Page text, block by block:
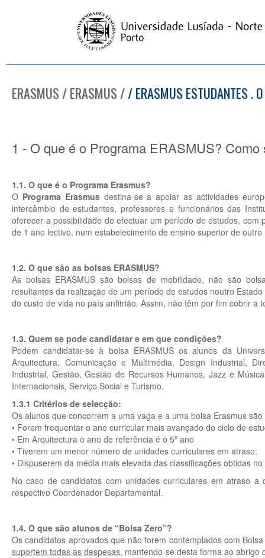
ERASMUS / ERASMUS // ERASMUS ESTUDANTES .
1 - O que é o Programa ERASMUS?
1.1. O que é o Programa Erasmus?
O Programa Erasmusdestina-se a apoiar as actividades
intercâmbio de estudantes, professores e funcionários das
oferecer a possibilidade de efectuar um período de estudos,
de 1 ano lectivo, num estabelecimento de ensino superior de
1.2. O que são as bolsas ERASMUS?
As bolsas ERASMUS são bolsas de mobilidade, não são
resultantes da realização de um período de estudos noutro
do custo de vida no país anfitrião. Assim, não têm por fim cobrir
1.3. Quem se pode candidatar e em que condições?
Podem candidatar-se à bolsa ERASMUS os alunos da
Arquitectura, Comunicação e Multimédia, Design Industrial,
Industrial, Gestão, Gestão de Recursos Humanos, Jazz e
Internacionais, Serviço Social e Turismo.
1.3.1 Critérios de selecção:
Os alunos que concorrem a uma vaga e a uma bolsa Erasmus
• Forem frequentar o ano curricular mais avançado do ciclo de
• Em Arquitectura o ano de referência é o 5º ano
• Tiverem um menor número de unidades curriculares em atraso;
• Dispuserem da média mais elevada das classificações obtidas
No caso de candidatos com unidades curriculares em atraso
respectivo Coordenador Departamental.
1.4. O que são alunos de “Bolsa Zero”?
Os candidatos aprovados que não forem contemplados com
suportem todas as despesas, mantendo-se desta forma ao abrigo